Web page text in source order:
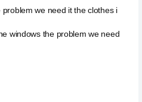
we need it the clothes i
windows the problem we need